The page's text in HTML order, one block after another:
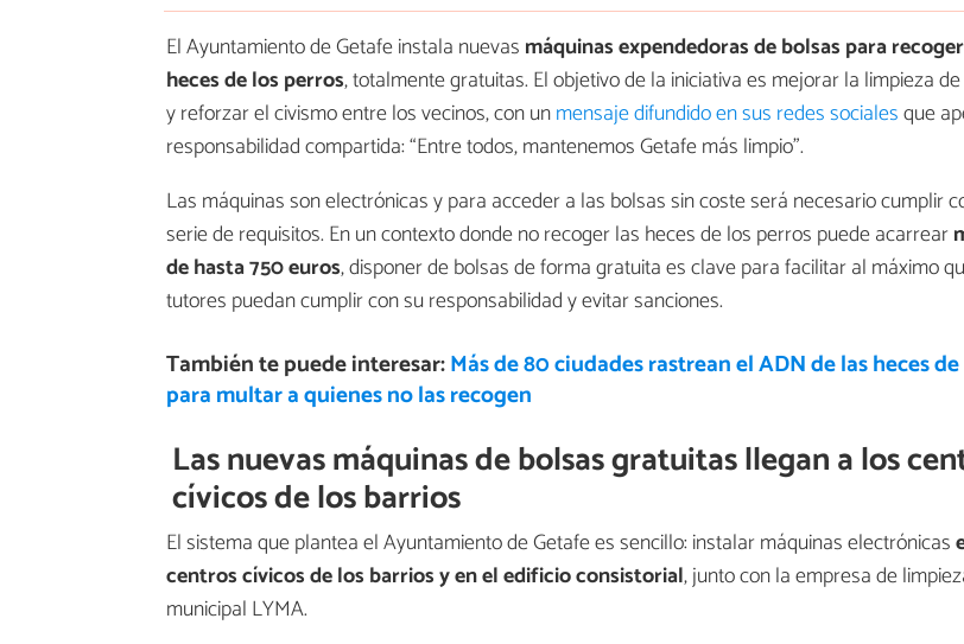
El Ayuntamiento de Getafe instala nuevas máquinas expendedoras de bolsas para
heces de los perros, totalmente gratuitas. El objetivo de la iniciativa es mejorar la limpieza
y reforzar el civismo entre los vecinos, con unmensaje difundido en sus redes socialesque
responsabilidad compartida: “Entre todos, mantenemos Getafe más limpio”.
Las máquinas son electrónicas y para acceder a las bolsas sin coste será necesario cumplir
serie de requisitos. En un contexto donde no recoger las heces de los perros puede acarrear
de hasta 750 euros, disponer de bolsas de forma gratuita es clave para facilitar al máximo
tutores puedan cumplir con su responsabilidad y evitar sanciones.
También te puede interesar:Más de 80 ciudades rastrean el ADN de las heces
para multar a quienes no las recogen
Las nuevas máquinas de bolsas gratuitas llegan a los
cívicos de los barrios
El sistema que plantea el Ayuntamiento de Getafe es sencillo: instalar máquinas electrónicas
centros cívicos de los barrios y en el edificio consistorial, junto con la empresa de
municipal LYMA.